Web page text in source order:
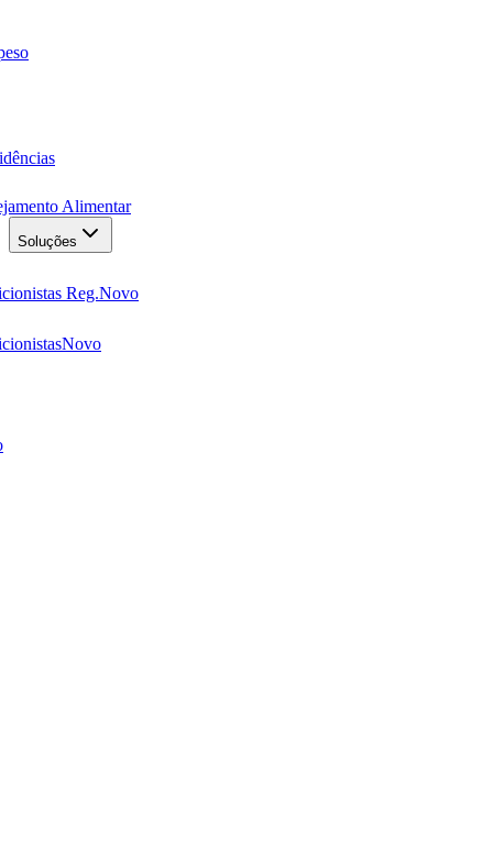
Alimentar
Soluções
Reg.Novo
Novo